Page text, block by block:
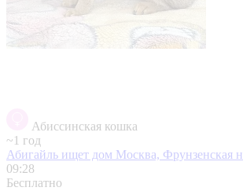
Абиссинская кошка
~1 год
Абигайль ищет дом Москва, Фрунзенская
09:28
Бесплатно